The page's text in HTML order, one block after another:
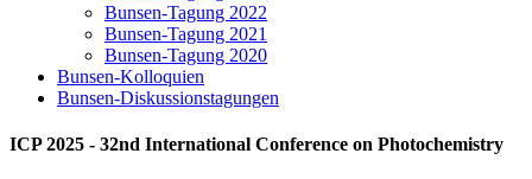
Bunsen-Tagung 2022
Bunsen-Tagung 2021
Bunsen-Tagung 2020
Bunsen-Kolloquien
Bunsen-Diskussionstagungen
ICP 2025 - 32nd International Conference on Photochemistry